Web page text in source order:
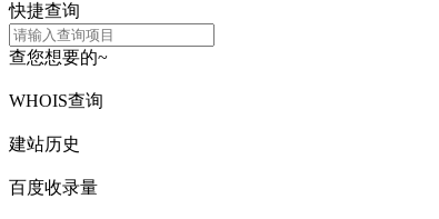
快捷查询
查您想要的~
WHOIS查询
建站历史
百度收录量